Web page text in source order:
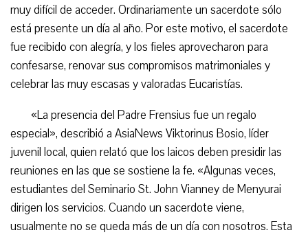
muy difícil de acceder. Ordinariamente un sacerdote sólo
está presente un día al año. Por este motivo, el sacerdote
fue recibido con alegría, y los fieles aprovecharon para
confesarse, renovar sus compromisos matrimoniales y
celebrar las muy escasas y valoradas Eucaristías.
«La presencia del Padre Frensius fue un regalo
especial», describió a AsiaNews Viktorinus Bosio, líder
juvenil local, quien relató que los laicos deben presidir las
reuniones en las que se sostiene la fe. «Algunas veces,
estudiantes del Seminario St. John Vianney de Menyurai
dirigen los servicios. Cuando un sacerdote viene,
usualmente no se queda más de un día con nosotros. Esta